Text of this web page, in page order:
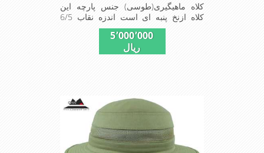
کلاه ماهیگیری(طوسی) جنس پارچه این
کلاه ازنخ پنبه ای است اندزه نقاب 6/5
سانتیمتر و بند و بابندگیر که زیرگردن
دروقت لزوم ازپرت شدن کلاه جلوگیری
می کند این کلاه مخصوص گردشگری
5٬000٬000
ریال